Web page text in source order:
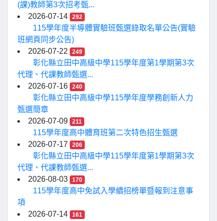
(課)教師第3次招考甄...
2026-07-14
292
115學年度半導體實驗班甄選錄取名單公告(實驗
班網頁同步公告)
2026-07-22
249
彰化縣立田中高級中學115學年度第1學期第3次
代理、代課教師甄選...
2026-07-16
240
彰化縣立田中高級中學115學年度學務創新人力
甄選簡章
2026-07-09
211
115學年度高中體育班第二次特色招生甄選
2026-07-17
206
彰化縣立田中高級中學115學年度第1學期第3次
代理、代課教師甄選...
2026-08-03
170
115學年度高中免試入學續招榜單暨報到注意事
項
2026-07-14
161